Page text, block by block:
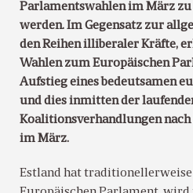
Parlamentswahlen im März
werden. Im Gegensatz zur
den Reihen illiberaler Kräfte,
Wahlen zum Europäischen
Aufstieg eines bedeutsamen
und dies inmitten der
Koalitionsverhandlungen
im März.
Estland hat traditionellerweise